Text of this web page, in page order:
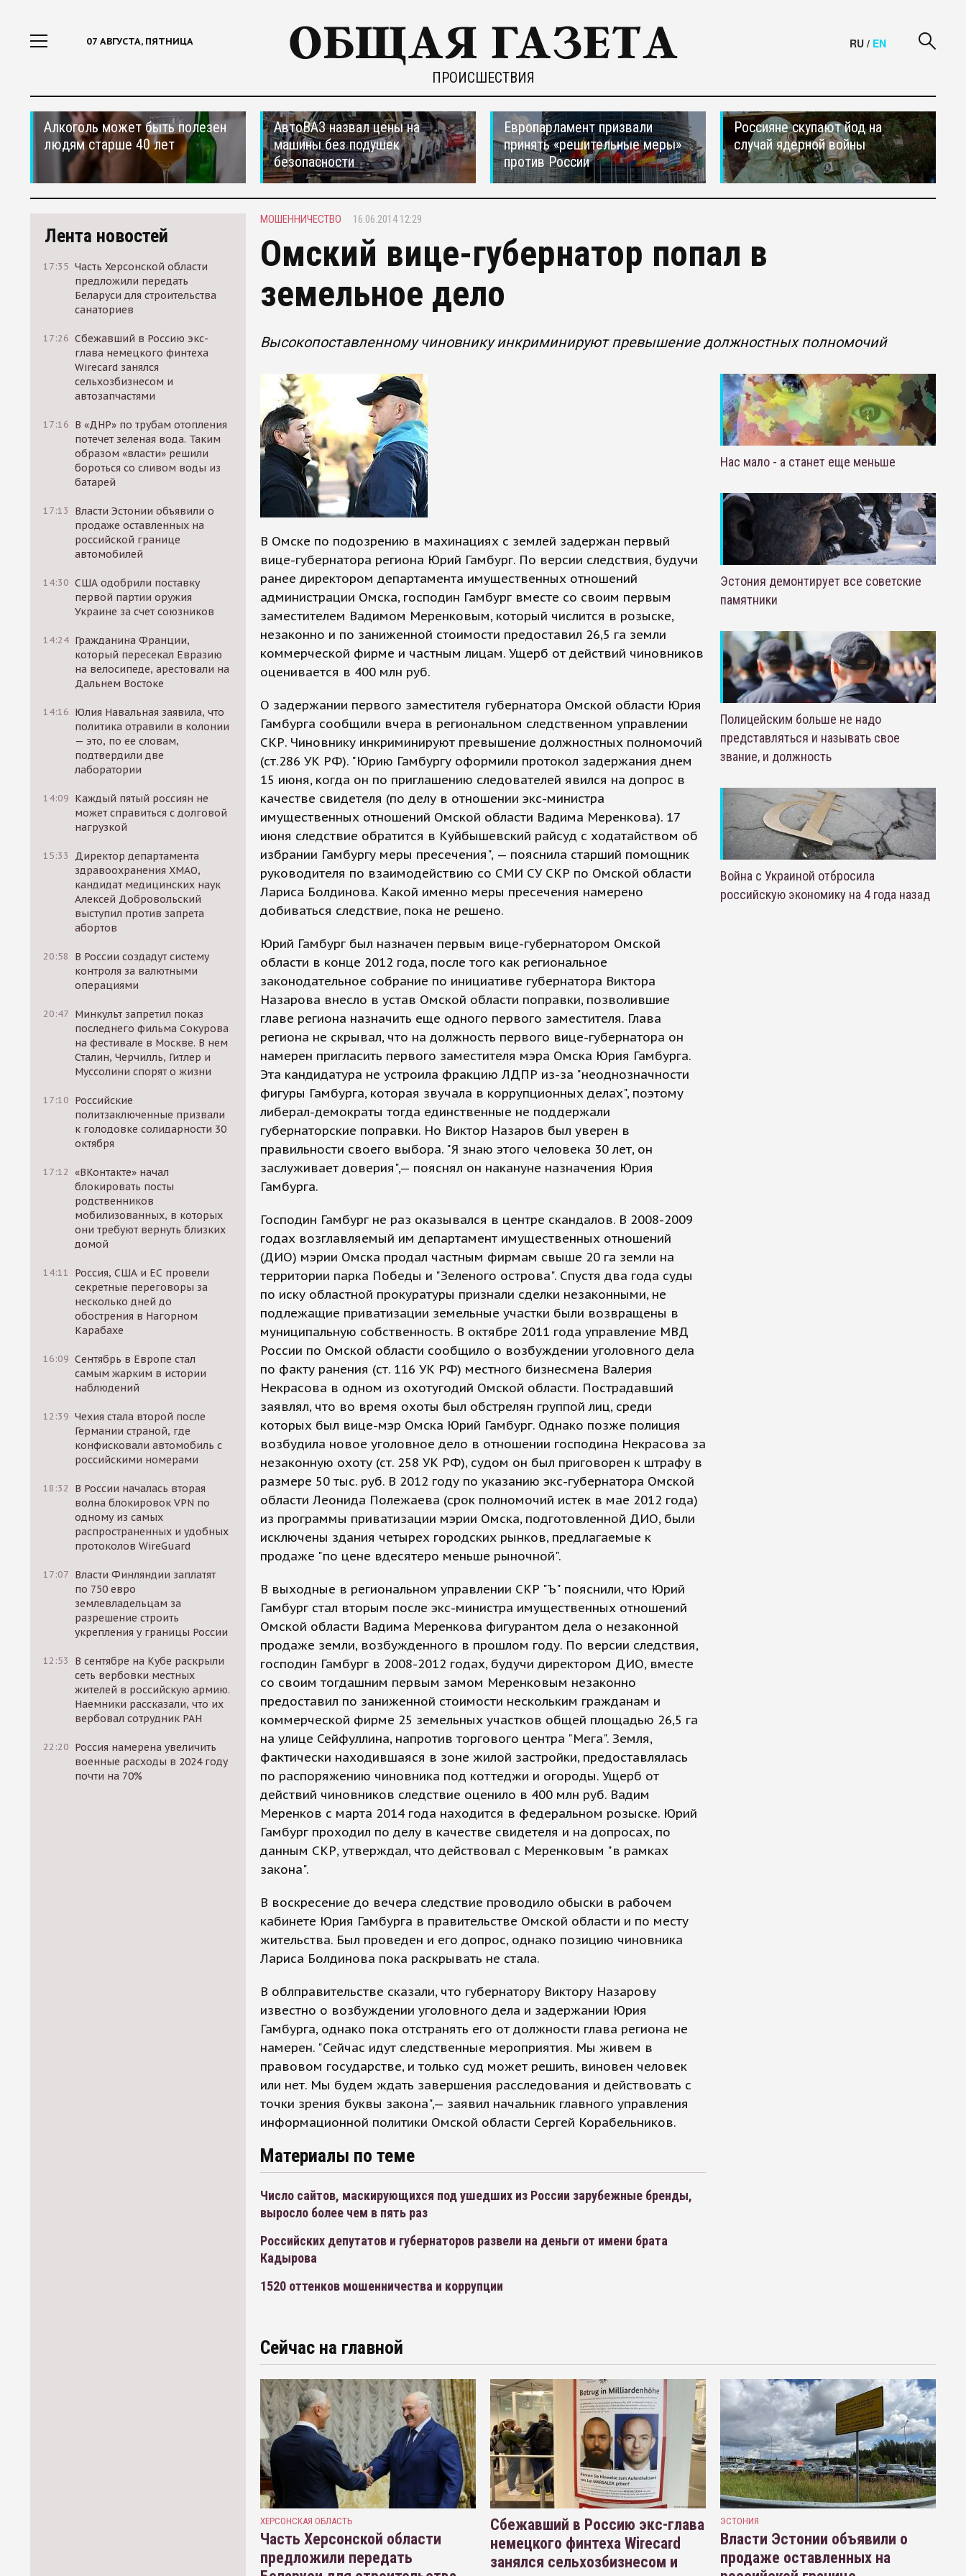
07 АВГУСТА, ПЯТНИЦА
ПРОИСШЕСТВИЯ
RU / EN
Алкоголь может быть полезен
людям старше 40 лет
АвтоВАЗ назвал цены на
машины без подушек
безопасности
Европарламент призвали
принять «решительные меры»
против России
Россияне скупают йод на
случай ядерной войны
Лента новостей
17:35 Часть Херсонской области
предложили передать
Беларуси для строительства
санаториев
17:26 Сбежавший в Россию экс-
глава немецкого финтеха
Wirecard занялся
сельхозбизнесом и
автозапчастями
17:16 В «ДНР» по трубам отопления
потечет зеленая вода. Таким
образом «власти» решили
бороться со сливом воды из
батарей
17:13
Власти Эстонии объявили о
продаже оставленных на
российской границе
автомобилей
14:30 США одобрили поставку
первой партии оружия
Украине за счет союзников
14:24 Гражданина Франции,
который пересекал Евразию
на велосипеде, арестовали на
Дальнем Востоке
14:16 Юлия Навальная заявила, что
политика отравили в колонии
— это, по ее словам,
подтвердили две
лаборатории
14:09 Каждый пятый россиян не
может справиться с долговой
нагрузкой
15:33
Директор департамента
здравоохранения ХМАО,
кандидат медицинских наук
Алексей Добровольский
выступил против запрета
абортов
20:58
В России создадут систему
контроля за валютными
операциями
20:47 Минкульт запретил показ
последнего фильма Сокурова
на фестивале в Москве. В нем
Сталин, Черчилль, Гитлер и
Муссолини спорят о жизни
17:10 Российские
политзаключенные призвали
к голодовке солидарности 30
октября
17:12 «ВКонтакте» начал
блокировать посты
родственников
мобилизованных, в которых
они требуют вернуть близких
домой
14:11
Россия, США и ЕС провели
секретные переговоры за
несколько дней до
обострения в Нагорном
Карабахе
16:09 Сентябрь в Европе стал
самым жарким в истории
наблюдений
12:39 Чехия стала второй после
Германии страной, где
конфисковали автомобиль с
российскими номерами
18:32
В России началась вторая
волна блокировок VPN по
одному из самых
распространенных и удобных
протоколов WireGuard
17:07 Власти Финляндии заплатят
по 750 евро
землевладельцам за
разрешение строить
укрепления у границы России
12:53
В сентябре на Кубе раскрыли
сеть вербовки местных
жителей в российскую армию.
Наемники рассказали, что их
вербовал сотрудник РАН
22:20 Россия намерена увеличить
военные расходы в 2024 году
почти на 70%
МОШЕННИЧЕСТВО 16.06.2014 12:29
Омский вице-губернатор попал в
земельное дело
Высокопоставленному чиновнику инкриминируют превышение должностных полномочий
В Омске по подозрению в махинациях с землей задержан первый
вице-губернатора региона Юрий Гамбург. По версии следствия, будучи
ранее директором департамента имущественных отношений
администрации Омска, господин Гамбург вместе со своим первым
заместителем Вадимом Меренковым, который числится в розыске,
незаконно и по заниженной стоимости предоставил 26,5 га земли
коммерческой фирме и частным лицам. Ущерб от действий чиновников
оценивается в 400 млн руб.
О задержании первого заместителя губернатора Омской области Юрия
Гамбурга сообщили вчера в региональном следственном управлении
СКР. Чиновнику инкриминируют превышение должностных полномочий
(ст.286 УК РФ). "Юрию Гамбургу оформили протокол задержания днем
15 июня, когда он по приглашению следователей явился на допрос в
качестве свидетеля (по делу в отношении экс-министра
имущественных отношений Омской области Вадима Меренкова). 17
июня следствие обратится в Куйбышевский райсуд с ходатайством об
избрании Гамбургу меры пресечения", — пояснила старший помощник
руководителя по взаимодействию со СМИ СУ СКР по Омской области
Лариса Болдинова. Какой именно меры пресечения намерено
добиваться следствие, пока не решено.
Юрий Гамбург был назначен первым вице-губернатором Омской
области в конце 2012 года, после того как региональное
законодательное собрание по инициативе губернатора Виктора
Назарова внесло в устав Омской области поправки, позволившие
главе региона назначить еще одного первого заместителя. Глава
региона не скрывал, что на должность первого вице-губернатора он
намерен пригласить первого заместителя мэра Омска Юрия Гамбурга.
Эта кандидатура не устроила фракцию ЛДПР из-за "неоднозначности
фигуры Гамбурга, которая звучала в коррупционных делах", поэтому
либерал-демократы тогда единственные не поддержали
губернаторские поправки. Но Виктор Назаров был уверен в
правильности своего выбора. "Я знаю этого человека 30 лет, он
заслуживает доверия",— пояснял он накануне назначения Юрия
Гамбурга.
Господин Гамбург не раз оказывался в центре скандалов. В 2008-2009
годах возглавляемый им департамент имущественных отношений
(ДИО) мэрии Омска продал частным фирмам свыше 20 га земли на
территории парка Победы и "Зеленого острова". Спустя два года суды
по иску областной прокуратуры признали сделки незаконными, не
подлежащие приватизации земельные участки были возвращены в
муниципальную собственность. В октябре 2011 года управление МВД
России по Омской области сообщило о возбуждении уголовного дела
по факту ранения (ст. 116 УК РФ) местного бизнесмена Валерия
Некрасова в одном из охотугодий Омской области. Пострадавший
заявлял, что во время охоты был обстрелян группой лиц, среди
которых был вице-мэр Омска Юрий Гамбург. Однако позже полиция
возбудила новое уголовное дело в отношении господина Некрасова за
незаконную охоту (ст. 258 УК РФ), судом он был приговорен к штрафу в
размере 50 тыс. руб. В 2012 году по указанию экс-губернатора Омской
области Леонида Полежаева (срок полномочий истек в мае 2012 года)
из программы приватизации мэрии Омска, подготовленной ДИО, были
исключены здания четырех городских рынков, предлагаемые к
продаже "по цене вдесятеро меньше рыночной".
В выходные в региональном управлении СКР "Ъ" пояснили, что Юрий
Гамбург стал вторым после экс-министра имущественных отношений
Омской области Вадима Меренкова фигурантом дела о незаконной
продаже земли, возбужденного в прошлом году. По версии следствия,
господин Гамбург в 2008-2012 годах, будучи директором ДИО, вместе
со своим тогдашним первым замом Меренковым незаконно
предоставил по заниженной стоимости нескольким гражданам и
коммерческой фирме 25 земельных участков общей площадью 26,5 га
на улице Сейфуллина, напротив торгового центра "Мега". Земля,
фактически находившаяся в зоне жилой застройки, предоставлялась
по распоряжению чиновника под коттеджи и огороды. Ущерб от
действий чиновников следствие оценило в 400 млн руб. Вадим
Меренков с марта 2014 года находится в федеральном розыске. Юрий
Гамбург проходил по делу в качестве свидетеля и на допросах, по
данным СКР, утверждал, что действовал с Меренковым "в рамках
закона".
В воскресение до вечера следствие проводило обыски в рабочем
кабинете Юрия Гамбурга в правительстве Омской области и по месту
жительства. Был проведен и его допрос, однако позицию чиновника
Лариса Болдинова пока раскрывать не стала.
В облправительстве сказали, что губернатору Виктору Назарову
известно о возбуждении уголовного дела и задержании Юрия
Гамбурга, однако пока отстранять его от должности глава региона не
намерен. "Сейчас идут следственные мероприятия. Мы живем в
правовом государстве, и только суд может решить, виновен человек
или нет. Мы будем ждать завершения расследования и действовать с
точки зрения буквы закона",— заявил начальник главного управления
информационной политики Омской области Сергей Корабельников.
Материалы по теме
Число сайтов, маскирующихся под ушедших из России зарубежные бренды,
выросло более чем в пять раз
Российских депутатов и губернаторов развели на деньги от имени брата
Кадырова
1520 оттенков мошенничества и коррупции
Нас мало - а станет еще меньше
Эстония демонтирует все советские
памятники
Полицейским больше не надо
представляться и называть свое
звание, и должность
Война с Украиной отбросила
российскую экономику на 4 года назад
Сейчас на главной
ХЕРСОНСКАЯ ОБЛАСТЬ
Часть Херсонской области
предложили передать
Сбежавший в Россию экс-глава
немецкого финтеха Wirecard
занялся сельхозбизнесом и
ЭСТОНИЯ
Власти Эстонии объявили о
продаже оставленных на